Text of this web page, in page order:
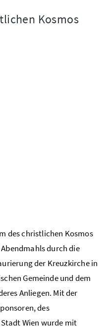
Kosmos
des christlichen Kosmos
durch die
der Kreuzkirche in
Gemeinde und dem
Anliegen. Mit der
des
Wien wurde mit